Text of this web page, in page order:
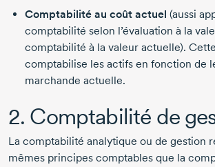
Comptabilité au coût actuel (aussi
comptabilité selon l’évaluation à la
comptabilité à la valeur actuelle).
comptabilise les actifs en fonction de
marchande actuelle.
2. Comptabilité de
La comptabilité analytique ou de gestion
mêmes principes comptables que la